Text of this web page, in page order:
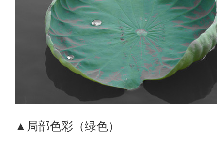
▲局部色彩（绿色）